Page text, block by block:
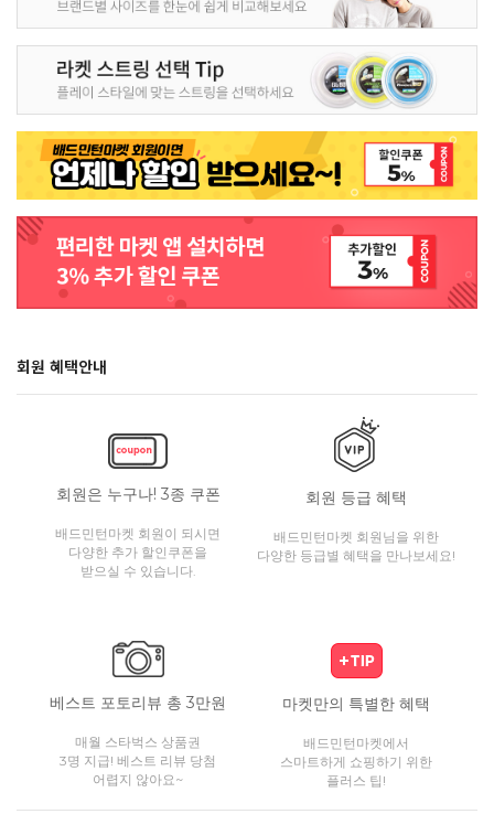
회원 혜택안내
회원은 누구나! 3종 쿠폰
배드민턴마켓 회원이 되시면
다양한 추가 할인쿠폰을
받으실 수 있습니다.
회원 등급 혜택
배드민턴마켓 회원님을 위한
다양한 등급별 혜택을 만나보세요!
베스트 포토리뷰 총 3만원
매월 스타벅스 상품권
3명 지급! 베스트 리뷰 당첨
어렵지 않아요~
마켓만의 특별한 혜택
배드민턴마켓에서
스마트하게 쇼핑하기 위한
플러스 팁!